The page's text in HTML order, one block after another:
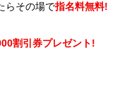
らその場で指名料無料!
割引券プレゼント!